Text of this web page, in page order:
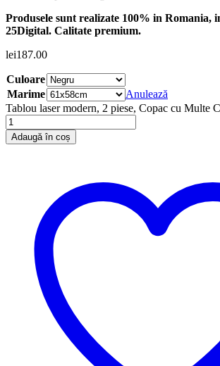
Produsele sunt realizate 100% in Romania,
25Digital. Calitate premium.
lei187.00
Culoare
Marime
Anulează
Tablou laser modern, 2 piese, Copac cu Multe
Adaugă în coș